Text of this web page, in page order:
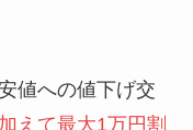
値への値下げ交
えて最大1万円割